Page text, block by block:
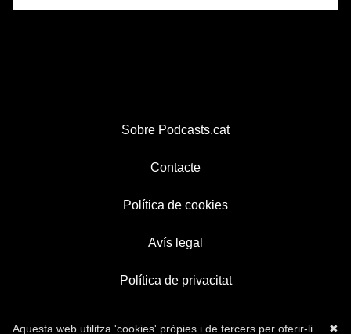
Sobre Podcasts.cat
Contacte
Política de cookies
Avís legal
Política de privacitat
✖
Aquesta web utilitza 'cookies' pròpies i de tercers per oferir-li